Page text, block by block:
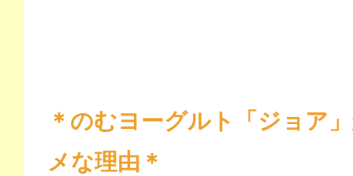
＊のむヨーグルト「ジョア
メな理由＊